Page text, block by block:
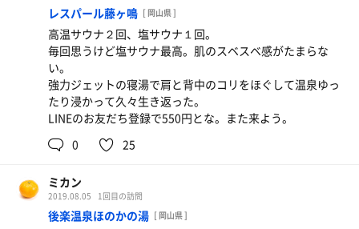
レスパール藤ヶ鳴 [ 岡山県 ]
高温サウナ２回、塩サウナ１回。
毎回思うけど塩サウナ最高。肌のスベスベ感がたまらな
い。
強力ジェットの寝湯で肩と背中のコリをほぐして温泉ゆっ
たり浸かって久々生き返った。
LINEのお友だち登録で550円とな。また来よう。
0
25
ミカン
2019.08.05 1回目の訪問
後楽温泉ほのかの湯 [ 岡山県 ]